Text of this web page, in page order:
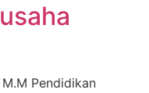
Pendidikan